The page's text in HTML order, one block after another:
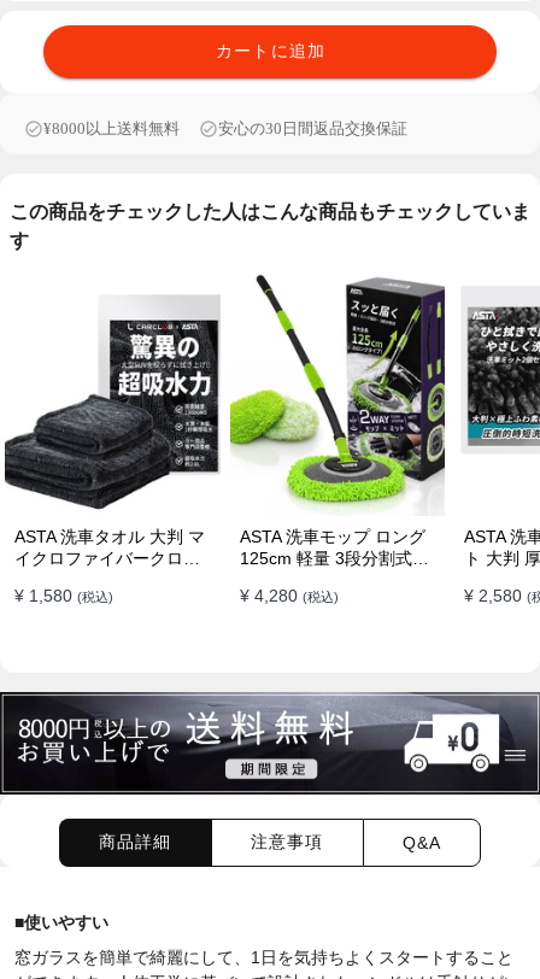
カートに追加
¥8000以上送料無料 安心の30日間返品交換保証
この商品をチェックした人はこんな商品もチェックしていま
す
ASTA 洗車タオル 大判 マ
イクロファイバークロス
車クロス 傷防止 両面使え
¥ 1,580 (税込)
ASTA 洗車モップ ロング
125cm 軽量 3段分割式
ジ 高吸水 マイクロファイ
フ・ボディ対応
¥ 4,280 (税込)
ASTA 洗車ミット 2個セッ
ト 大判
車スポン
に使い分
¥ 2,580 (
商品詳細 注意事項 Q&A
■使いやすい
窓ガラスを簡単で綺麗にして、1日を気持ちよくスタートすること